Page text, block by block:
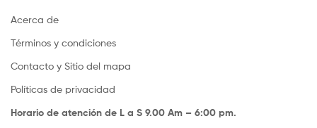
Acerca de
Términos y condiciones
Contacto y Sitio del mapa
Políticas de privacidad
Horario de atención de L a S 9.00 Am – 6:00 pm.